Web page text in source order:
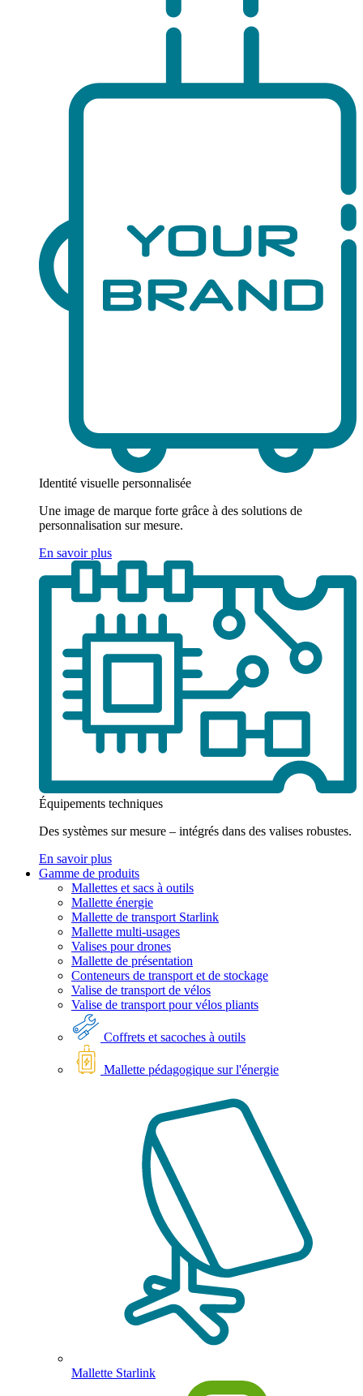
Identité visuelle personnalisée
Une image de marque forte grâce à des solutions de
personnalisation sur mesure.
En savoir plus
Équipements techniques
Des systèmes sur mesure – intégrés dans des valises robustes.
En savoir plus
Gamme de produits
Mallettes et sacs à outils
Mallette énergie
Mallette de transport Starlink
Mallette multi-usages
Valises pour drones
Mallette de présentation
Conteneurs de transport et de stockage
Valise de transport de vélos
Valise de transport pour vélos pliants
Coffrets et sacoches à outils
Mallette pédagogique sur l'énergie
Mallette Starlink